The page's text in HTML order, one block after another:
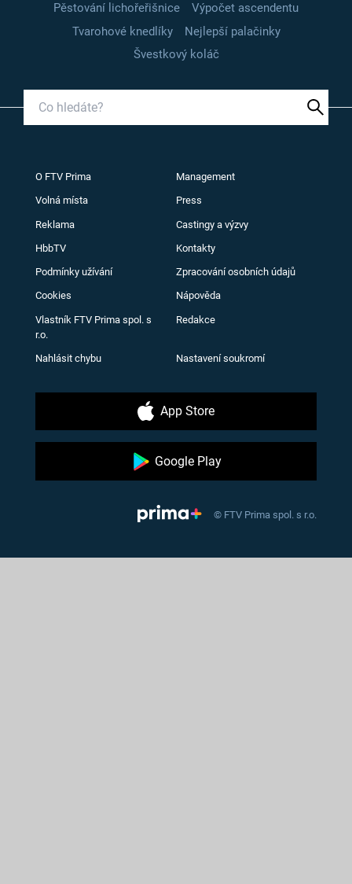
Pěstování lichořeřišnice
Výpočet ascendentu
Tvarohové knedlíky
Nejlepší palačinky
Švestkový koláč
O FTV Prima Management
Volná místa Press
Reklama Castingy a výzvy
HbbTV Kontakty
Podmínky užívání Zpracování osobních údajů
Cookies Nápověda
Vlastník FTV Prima spol. s
r.o.
Redakce
Nahlásit chybu Nastavení soukromí
App Store
Google Play
© FTV Prima spol. s r.o.